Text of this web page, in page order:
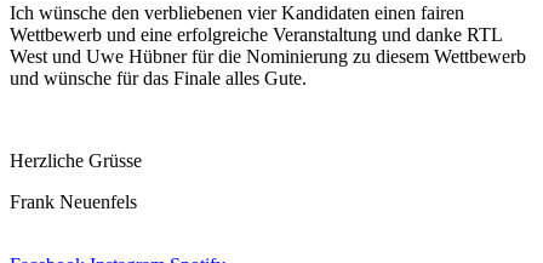
Ich wünsche den verbliebenen vier Kandidaten einen fairen
Wettbewerb und eine erfolgreiche Veranstaltung und danke RTL
West und Uwe Hübner für die Nominierung zu diesem Wettbewerb
und wünsche für das Finale alles Gute.
Herzliche Grüsse
Frank Neuenfels